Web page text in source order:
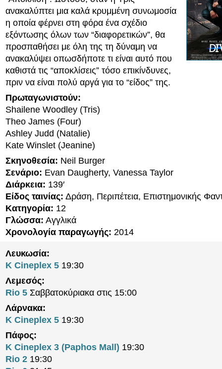
ανακαλύπτει μια καλά κρυμμένη συνωμοσία
η οποία φέρνει στη φόρα ένα σχέδιο
εξόντωσης όλων των “διαφορετικών”, θα
προσπαθήσει με όλη της τη δύναμη να
ανακαλύψει οπωσδήποτε τι είναι αυτό που
καθιστά τις “αποκλίσεις” τόσο επικίνδυνες,
πριν να είναι πολύ αργά για το “είδος” της.
Πρωταγωνιστούν:
Shailene Woodley (Tris)
Theo James (Four)
Ashley Judd (Natalie)
Kate Winslet (Jeanine)
Σκηνοθεσία: Neil Burger
Σενάριο: Evan Daugherty, Vanessa Taylor
Διάρκεια: 139′
Είδος ταινίας: Δράση, Περιπέτεια, Επιστημονικής
Κατηγορία: 12
Γλώσσα: Αγγλικά
Χρονολογία παραγωγής: 2014
Λευκωσία:
K Cineplex 5 19:30
Λεμεσός:
Rio 5 Σαββατοκύριακα στις 15:00
Λάρνακα:
K Cineplex 5 19:30
Πάφος:
K Cineplex 3 (Paphos Mall) 19:30
Rio 2 19:30